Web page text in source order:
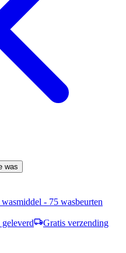
was
- 75 wasbeurten
Gratis verzending